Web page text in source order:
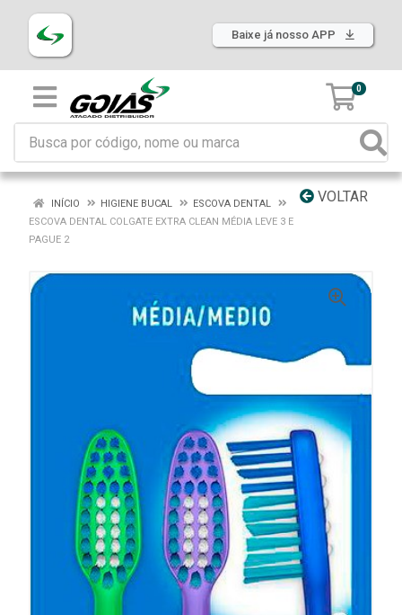
Baixe já nosso APP
0
VOLTAR
INÍCIO HIGIENE BUCAL
ESCOVA DENTAL
ESCOVA DENTAL COLGATE EXTRA CLEAN MÉDIA LEVE 3 E
PAGUE 2